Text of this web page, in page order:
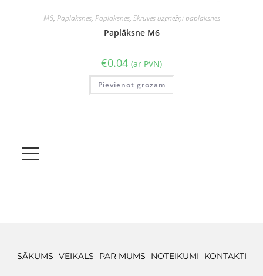
M6, Paplāksnes, Paplāksnes, Skrūves uzgriežņi paplāksnes
Paplāksne M6
€0.04 (ar PVN)
Pievienot grozam
SĀKUMS VEIKALS PAR MUMS NOTEIKUMI KONTAKTI